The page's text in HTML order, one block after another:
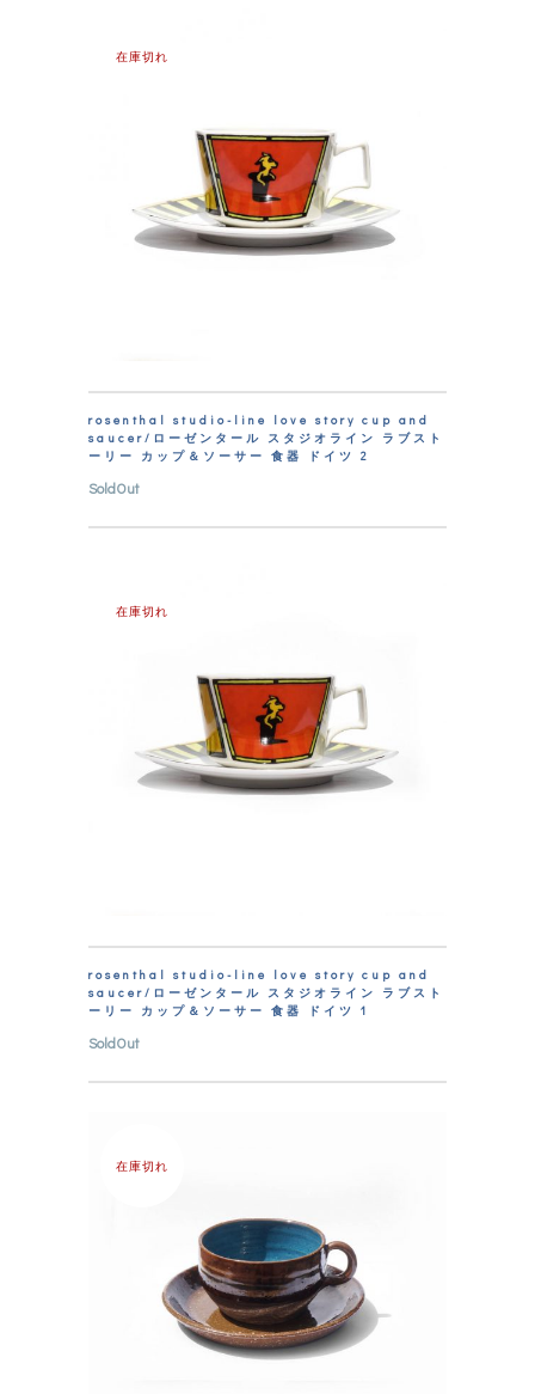
在庫切れ
rosenthal studio-line love story cup and
saucer/ローゼンタール スタジオライン ラブスト
ーリー カップ＆ソーサー 食器 ドイツ 2
SoldOut
在庫切れ
rosenthal studio-line love story cup and
saucer/ローゼンタール スタジオライン ラブスト
ーリー カップ＆ソーサー 食器 ドイツ 1
SoldOut
在庫切れ